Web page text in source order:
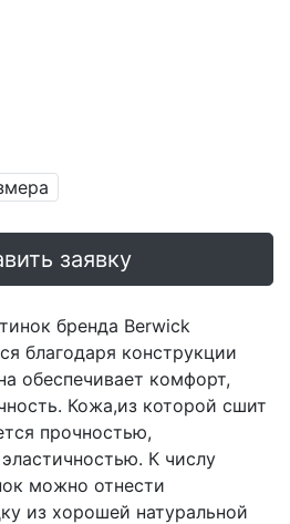
заявку
бренда Berwick
благодаря конструкции
обеспечивает комфорт,
Кожа,из которой сшит
прочностью,
К числу
можно отнести
из хорошей натуральной